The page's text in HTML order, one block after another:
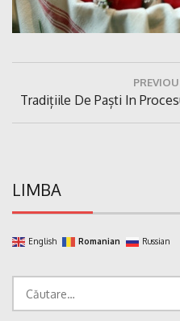
articole
Previous
Post:
Tradițiile De Paști In
LIMBA
English Romanian Russian